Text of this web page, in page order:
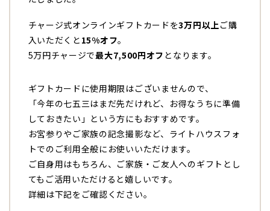
チャージ式オンラインギフトカードを3万円以上ご購
入いただくと 15%オフ。
5万円チャージで最大7,500円オフ となります。
ギフトカードに使用期限はございませんので、
「今年の七五三はまだ先だけれど、お得なうちに準備
しておきたい」という方にもおすすめです。
お宮参りやご家族の記念撮影など、ライトハウスフォ
トでのご利用全般にお使いいただけます。
ご自身用はもちろん、ご家族・ご友人へのギフトとし
てもご活用いただけると嬉しいです。
詳細は下記をご確認ください。